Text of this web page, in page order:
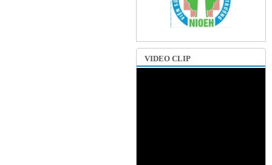
VIDEO CLIP